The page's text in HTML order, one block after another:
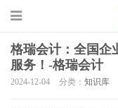
格瑞会计：全国企
服务！-格瑞会计
2024-12-04 分类： 知识库